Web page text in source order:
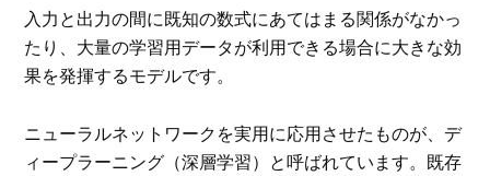
入力と出力の間に既知の数式にあてはまる関係がなかっ
たり、大量の学習用データが利用できる場合に大きな効
果を発揮するモデルです。
ニューラルネットワークを実用に応用させたものが、デ
ィープラーニング（深層学習）と呼ばれています。既存